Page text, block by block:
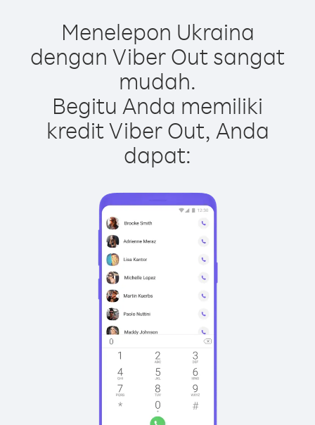
Menelepon Ukraina
dengan Viber Out sangat
mudah.
Begitu Anda memiliki
kredit Viber Out, Anda
dapat: